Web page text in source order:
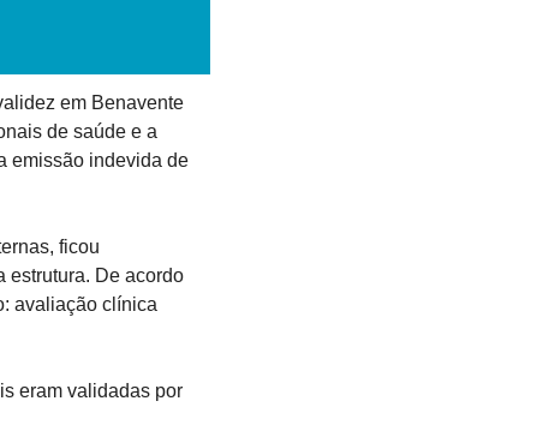
em Benavente
de saúde e a
emissão indevida de
ficou
estrutura. De acordo
avaliação clínica
eram validadas por